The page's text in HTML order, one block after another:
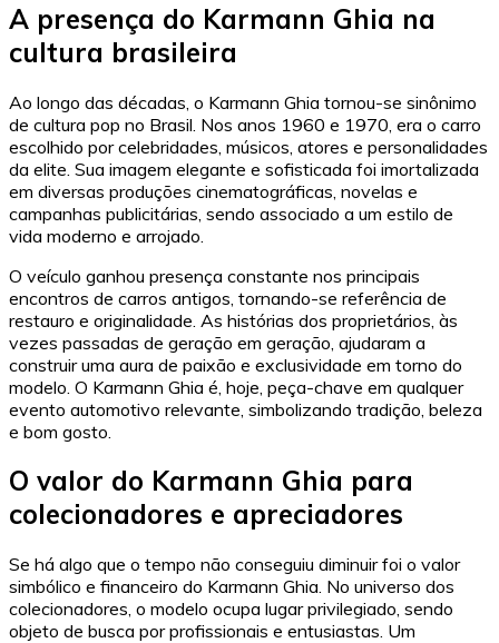
A presença do Karmann Ghia na
cultura brasileira
Ao longo das décadas, o Karmann Ghia tornou-se sinônimo
de cultura pop no Brasil. Nos anos 1960 e 1970, era o carro
escolhido por celebridades, músicos, atores e personalidades
da elite. Sua imagem elegante e sofisticada foi imortalizada
em diversas produções cinematográficas, novelas e
campanhas publicitárias, sendo associado a um estilo de
vida moderno e arrojado.
O veículo ganhou presença constante nos principais
encontros de carros antigos, tornando-se referência de
restauro e originalidade. As histórias dos proprietários, às
vezes passadas de geração em geração, ajudaram a
construir uma aura de paixão e exclusividade em torno do
modelo. O Karmann Ghia é, hoje, peça-chave em qualquer
evento automotivo relevante, simbolizando tradição, beleza
e bom gosto.
O valor do Karmann Ghia para
colecionadores e apreciadores
Se há algo que o tempo não conseguiu diminuir foi o valor
simbólico e financeiro do Karmann Ghia. No universo dos
colecionadores, o modelo ocupa lugar privilegiado, sendo
objeto de busca por profissionais e entusiastas. Um